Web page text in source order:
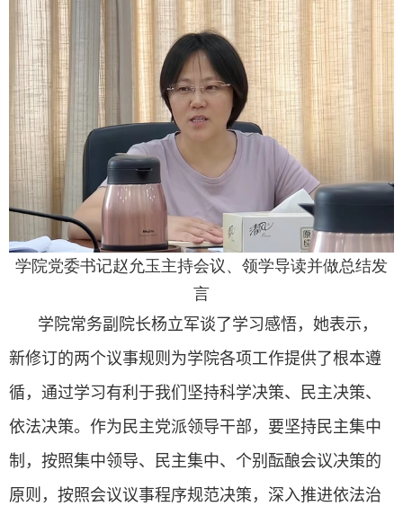
学院党委书记赵允玉主持会议、领学导读并做总结发
言
学院常务副院长杨立军谈了学习感悟，她表示，
新修订的两个议事规则为学院各项工作提供了根本遵
循，通过学习有利于我们坚持科学决策、民主决策、
依法决策。作为民主党派领导干部，要坚持民主集中
制，按照集中领导、民主集中、个别酝酿会议决策的
原则，按照会议议事程序规范决策，深入推进依法治